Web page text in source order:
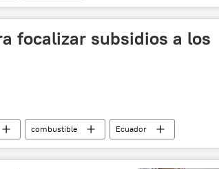
focalizar subsidios a los
combustible
Ecuador